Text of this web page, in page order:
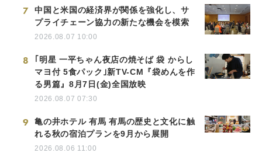
7
中国と米国の経済界が関係を強化し、サ
プライチェーン協力の新たな機会を模索
2026.08.07 10:00
8
｢明星 一平ちゃん夜店の焼そば 袋 からし
マヨ付 5食パック｣新TV-CM『袋めんを作
る男篇』8月7日(金)全国放映
2026.08.07 07:30
9
亀の井ホテル 有馬 有馬の歴史と文化に触
れる秋の宿泊プランを9月から展開
2026.08.06 11:00